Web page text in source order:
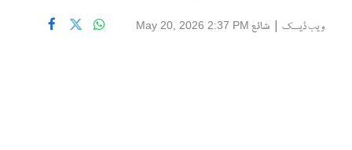
ویب ڈیسک | شائع May 20, 2026 2:37 PM